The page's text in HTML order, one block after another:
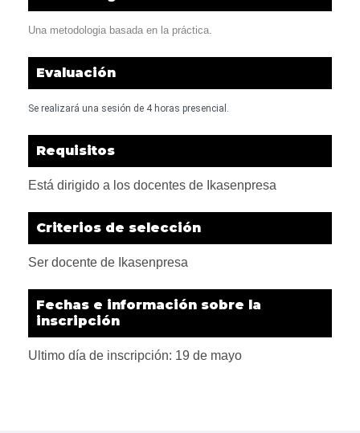
Una metodologia basada en la práctica.
Evaluación
Se realizará una sesión de 4 horas presencial.
Requisitos
Está dirigido a los docentes de Ikasenpresa
Criterios de selección
Ser docente de Ikasenpresa
Fechas e información sobre la
inscripción
Ultimo día de inscripción: 19 de mayo